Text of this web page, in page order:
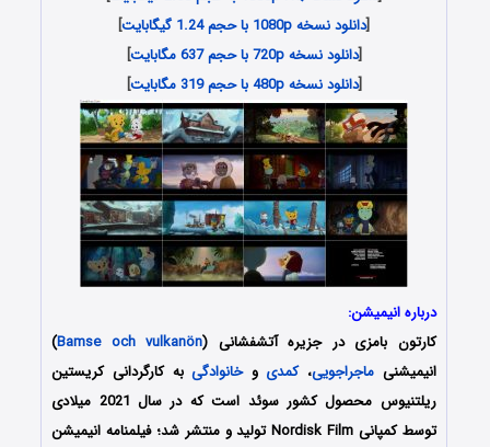
[دانلود نسخه 1080p با حجم 1.24 گیگابایت
]
[دانلود نسخه 720p با حجم 637 مگابایت
]
[دانلود نسخه 480p با حجم 319 مگابایت ]
درباره انیمیشن:
کارتون بامزی در جزیره آتشفشانی (Bamse och vulkanön
)
انیمیشنی ماجراجویی،کمدی وخانوادگیبه کارگردانی کریستین
ریلتنیوس محصول کشور سوئد است که در سال 2021 میلادی
توسط کمپانی Nordisk Film تولید و منتشر شد؛ فیلمنامه انیمیشن